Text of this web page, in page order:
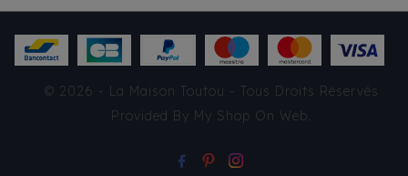
SAC À DOS CAMON
64,40 €
© 2026 - La Maison Toutou - Tous Droits Réservés
Provided By My Shop On Web